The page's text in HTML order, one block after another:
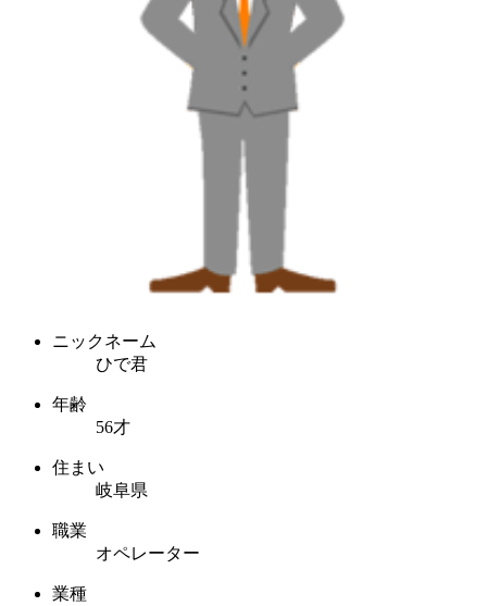
ニックネーム
ひで君
年齢
56才
住まい
岐阜県
職業
オペレーター
業種